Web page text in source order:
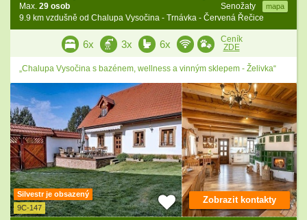
Senožaty mapa
Max. 29 osob
9.9 km vzdušně od Chalupa Vysočina - Trnávka - Červená Řečice
6x 3x 6x
Ceník
ZDE
„Chalupa Vysočina s bazénem, wellness a vinným sklepem - Želivka“
Silvestr je obsazený
9C-147
Zobrazit kontakty